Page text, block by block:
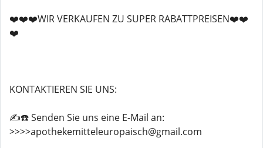
❤️❤️❤️WIR VERKAUFEN ZU SUPER RABATTPREISEN❤️❤️
❤️
KONTAKTIEREN SIE UNS:
✍️☎️ Senden Sie uns eine E-Mail an:
>>>>apothekemitteleuropaisch@gmail.com